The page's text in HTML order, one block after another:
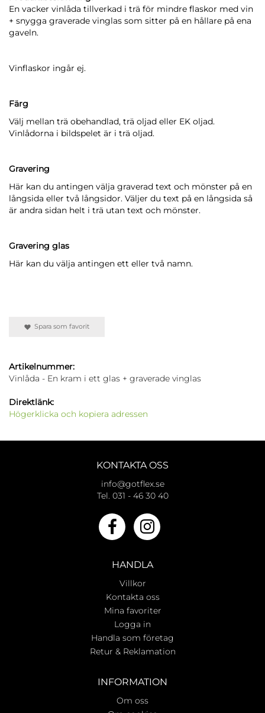
En vacker vinlåda tillverkad i trä för mindre flaskor med vin
+ snygga graverade vinglas som sitter på en hållare på ena
gaveln.
Vinflaskor ingår ej.
Färg
Välj mellan trä obehandlad, trä oljad eller EK oljad.
Vinlådorna i bildspelet är i trä oljad.
Gravering
Här kan du antingen välja graverad text och mönster på en
långsida eller två långsidor. Väljer du text på en långsida så
är andra sidan helt i trä utan text och mönster.
Gravering glas
Här kan du välja antingen ett eller två namn.
Spara som favorit
Artikelnummer:
Vinlåda - En kram i ett glas + graverade vinglas
Direktlänk:
Högerklicka och kopiera adressen
KONTAKTA OSS
info@gotflex.se
Tel. 031 - 46 30 40
HANDLA
Villkor
Kontakta oss
Mina favoriter
Logga in
Handla som företag
Retur & Reklamation
INFORMATION
Om oss